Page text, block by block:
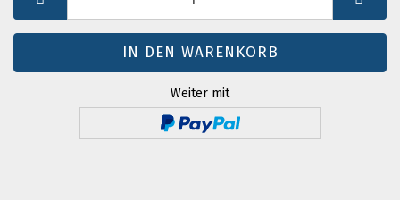
Weiter mit